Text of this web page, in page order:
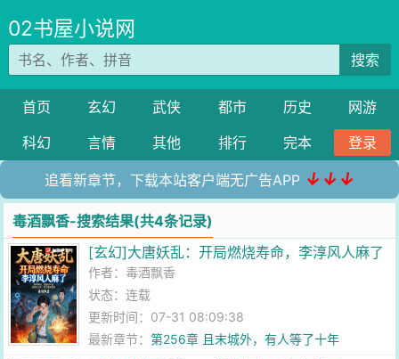
02书屋小说网
搜索
首页 玄幻 武侠 都市 历史
网游
科幻
言情 其他 排行 完本 登录
追看新章节，下载本站客户端无广告APP ↓↓↓
毒酒飘香-搜索结果(共4条记录)
[玄幻]大唐妖乱：开局燃烧寿命，李淳风人麻了
作者：毒酒飘香
状态：连载
更新时间：07-31 08:09:38
最新章节：第256章 且末城外，有人等了十年